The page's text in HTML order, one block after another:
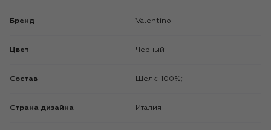
Бренд Valentino
Цвет Черный
Состав Шелк: 100%;
Страна дизайна Италия